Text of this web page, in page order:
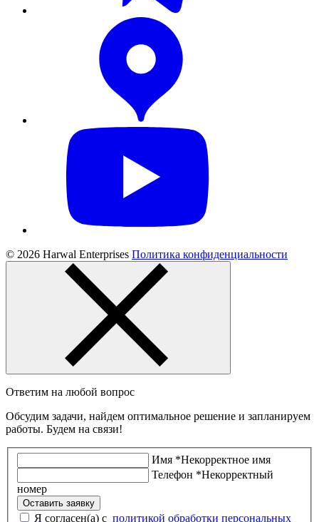
© 2026 Harwal Enterprises Политика конфиденциальности
Ответим на любой вопрос
Обсудим задачи, найдем оптимальное решение и запланируем
работы. Будем на связи!
Имя *Некорректное имя
Телефон *Некорректный
номер
Оставить заявку
Я согласен(а) с политикой обработки персональных